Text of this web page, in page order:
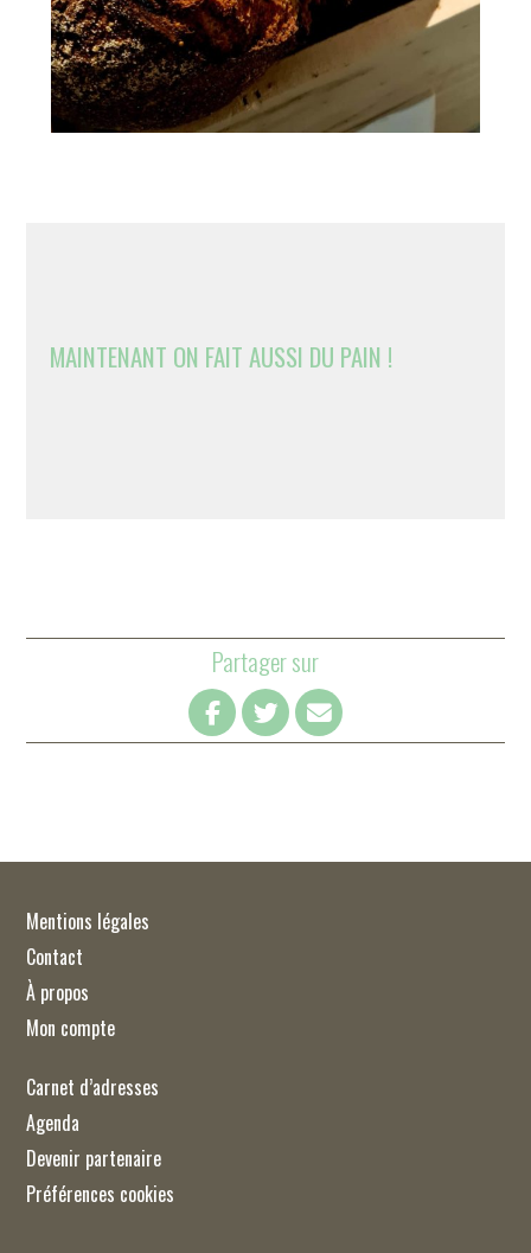
MAINTENANT ON FAIT AUSSI DU PAIN !
Partager sur
Mentions légales
Contact
À propos
Mon compte
Carnet d’adresses
Agenda
Devenir partenaire
Préférences cookies